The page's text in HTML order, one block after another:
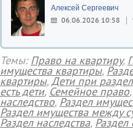
Алексей Сергеевич
06.06.2026 10:58
Темы:Право на квартиру,
имущества квартиры,
квартиры, Дети при
есть дети, Семейное право
наследство, Раздел
Раздел имущества между
Раздел наследства, Раздел